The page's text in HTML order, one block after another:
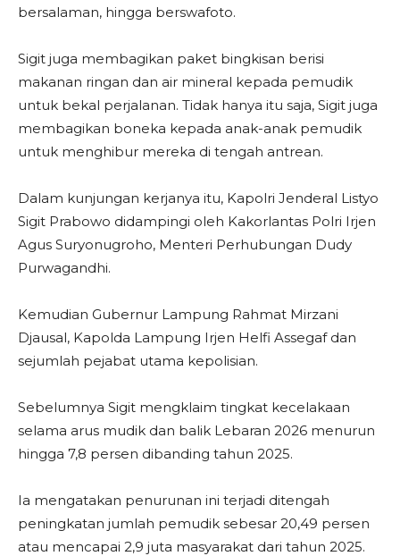
bersalaman, hingga berswafoto.
Sigit juga membagikan paket bingkisan berisi
makanan ringan dan air mineral kepada pemudik
untuk bekal perjalanan. Tidak hanya itu saja, Sigit juga
membagikan boneka kepada anak-anak pemudik
untuk menghibur mereka di tengah antrean.
Dalam kunjungan kerjanya itu, Kapolri Jenderal Listyo
Sigit Prabowo didampingi oleh Kakorlantas Polri Irjen
Agus Suryonugroho, Menteri Perhubungan Dudy
Purwagandhi.
Kemudian Gubernur Lampung Rahmat Mirzani
Djausal, Kapolda Lampung Irjen Helfi Assegaf dan
sejumlah pejabat utama kepolisian.
Sebelumnya Sigit mengklaim tingkat kecelakaan
selama arus mudik dan balik Lebaran 2026 menurun
hingga 7,8 persen dibanding tahun 2025.
Ia mengatakan penurunan ini terjadi ditengah
peningkatan jumlah pemudik sebesar 20,49 persen
atau mencapai 2,9 juta masyarakat dari tahun 2025.